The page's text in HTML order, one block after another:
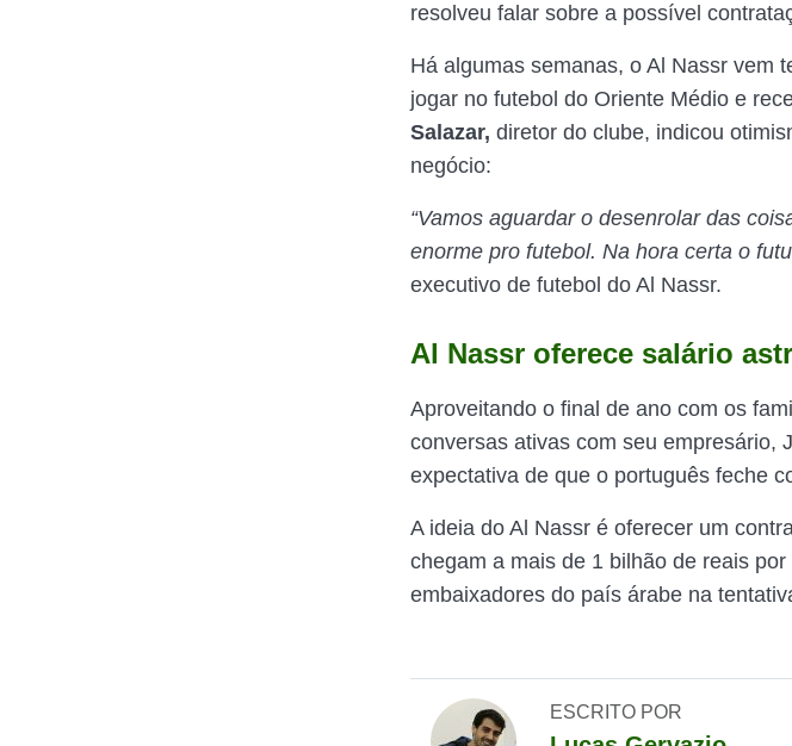
resolveu falar sobre a possível
Há algumas semanas, o Al Nassr vem
jogar no futebol do Oriente Médio e
Salazar, diretor do clube, indicou
negócio:
“Vamos aguardar o desenrolar das
enorme pro futebol. Na hora certa o
executivo de futebol do Al Nassr.
Al Nassr oferece salário
Aproveitando o final de ano com os
conversas ativas com seu empresário,
expectativa de que o português feche
A ideia do Al Nassr é oferecer um
chegam a mais de 1 bilhão de reais
embaixadores do país árabe na
ESCRITO POR